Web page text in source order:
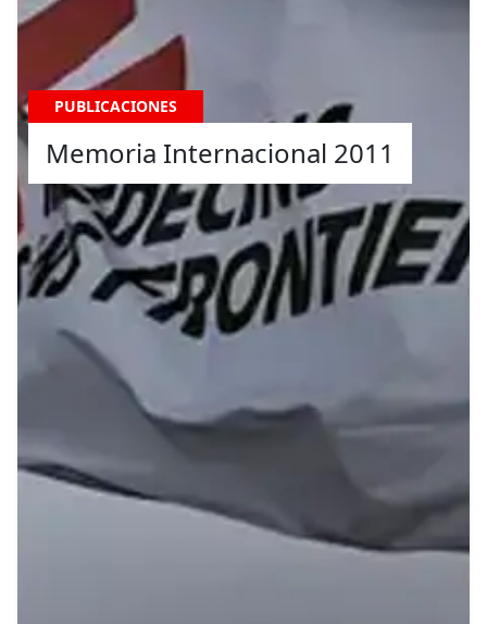
PUBLICACIONES
Memoria Internacional 2011